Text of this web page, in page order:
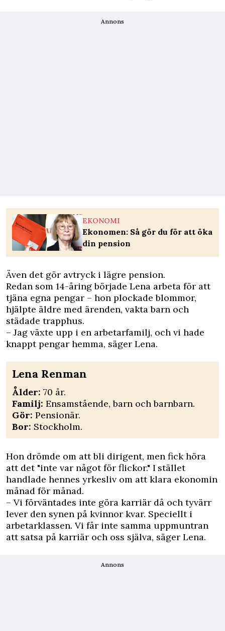
Annons
EKONOMI
Ekonomen: Så gör du för att öka
din pension
Även det gör avtryck i lägre pension.
Redan som 14-åring började Lena arbeta för att
tjäna egna pengar – hon plockade blommor,
hjälpte äldre med ärenden, vakta barn och
städade trapphus.
– Jag växte upp i en arbetarfamilj, och vi hade
knapptpengar hemma, säger Lena.
Lena Renman
Ålder: 70 år.
Familj: Ensamstående, barn och barnbarn.
Gör: Pensionär.
Bor: Stockholm.
Hon drömde om att bli dirigent, men fick höra
att det "inte var något för flickor." I stället
handlade hennes yrkesliv om att klara ekonomin
månad för månad.
– Vi förväntades inte göra karriär då och tyvärr
lever den synen på kvinnor kvar. Speciellt i
arbetarklassen. Vi får inte samma uppmuntran
att satsa på karriär och oss själva, säger Lena.
Annons